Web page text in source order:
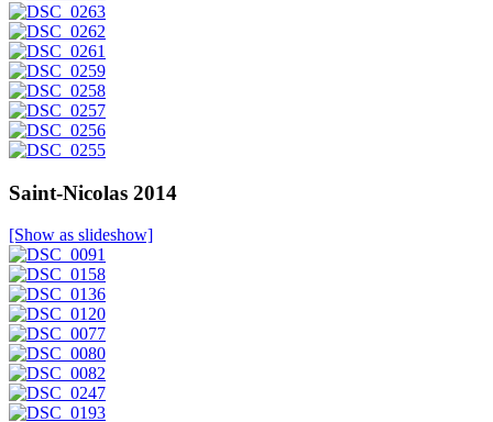
Saint-Nicolas 2014
[Show as slideshow]